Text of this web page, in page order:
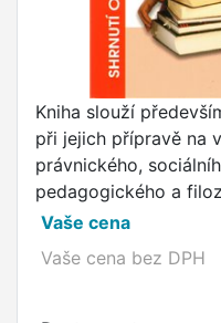
Kniha slouží
při jejich přípravě na
právnického,
pedagogického a
Vaše cena
Vaše cena bez DPH